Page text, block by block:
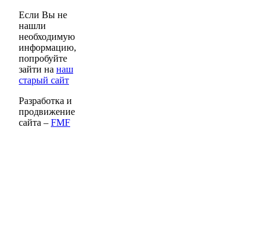
Если Вы не
нашли
необходимую
информацию,
попробуйте
зайти на наш
старый сайт
Разработка и
продвижение
сайта – FMF